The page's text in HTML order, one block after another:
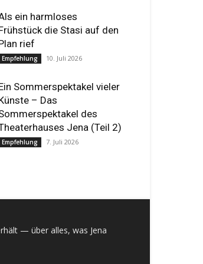
ein harmloses
die Stasi auf den
rief
Empfehlung 10. Juli 2026
Sommerspektakel vieler
– Das
des
Jena (Teil 2)
Empfehlung 7. Juli 2026
— über alles, was Jena